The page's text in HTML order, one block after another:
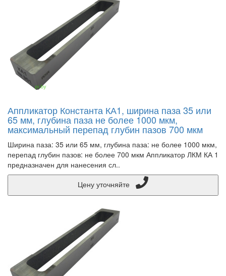
Аппликатор Константа КА1, ширина паза 35 или
65 мм, глубина паза не более 1000 мкм,
максимальный перепад глубин пазов 700 мкм
Ширина паза: 35 или 65 мм, глубина паза: не более 1000 мкм,
перепад глубин пазов: не более 700 мкм Аппликатор ЛКМ КА 1
предназначен для нанесения сл..